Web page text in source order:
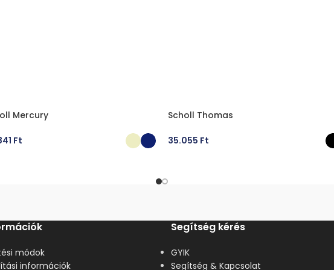
Mercury
Ft
Scholl Thomas
35.055 Ft
módok
információk
Segítség kérés
GYIK
Segítség & Kapcsolat